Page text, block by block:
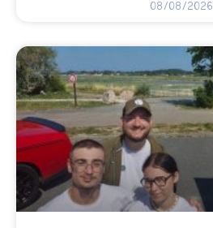
08/08/2026